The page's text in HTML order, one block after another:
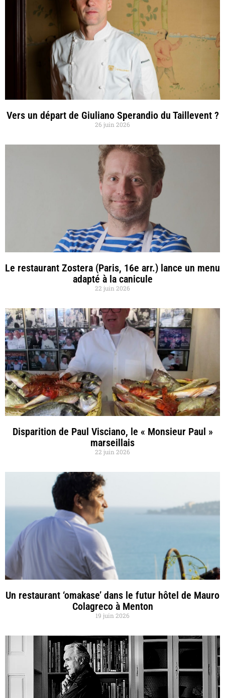
Vers un départ de Giuliano Sperandio du Taillevent ?
26 juin 2026
Le restaurant Zostera (Paris, 16e arr.) lance un menu
adapté à la canicule
22 juin 2026
Disparition de Paul Visciano, le « Monsieur Paul »
marseillais
22 juin 2026
Un restaurant ‘omakase’ dans le futur hôtel de Mauro
Colagreco à Menton
19 juin 2026